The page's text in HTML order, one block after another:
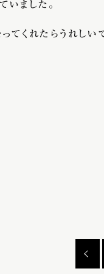
ました。
てくれたらうれしい